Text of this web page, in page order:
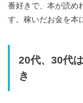
番好きで、本が読め
す。稼いだお金を本
20代、30代
き